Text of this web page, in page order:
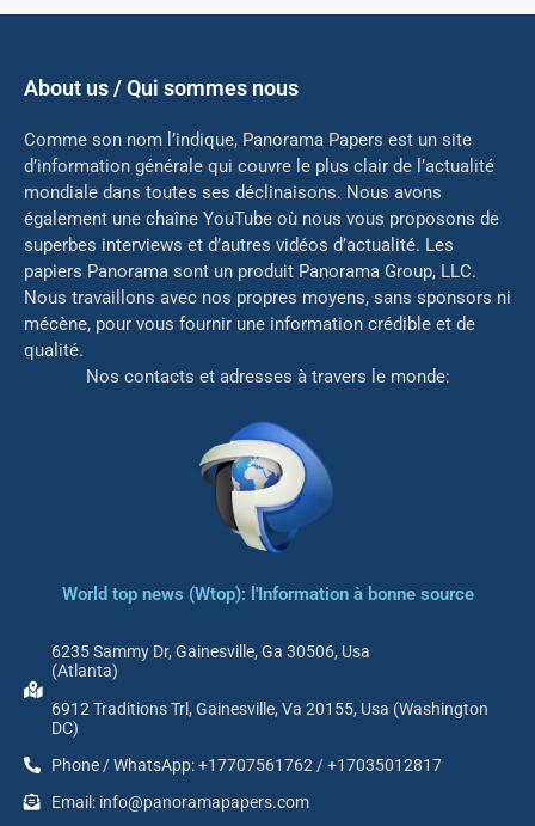
About us / Qui sommes nous
Comme son nom l’indique, Panorama Papers est un site
d’information générale qui couvre le plus clair de l’actualité
mondiale dans toutes ses déclinaisons. Nous avons
également une chaîne YouTube où nous vous proposons de
superbes interviews et d’autres vidéos d’actualité. Les
papiers Panorama sont un produit Panorama Group, LLC.
Nous travaillons avec nos propres moyens, sans sponsors ni
mécène, pour vous fournir une information crédible et de
qualité.
Nos contacts et adresses à travers le monde:
World top news (Wtop): l'Information à bonne source
6235 Sammy Dr, Gainesville, Ga 30506, Usa
(Atlanta)
6912 Traditions Trl, Gainesville, Va 20155, Usa (Washington
DC)
Phone / WhatsApp: +17707561762 / +17035012817
Email: info@panoramapapers.com